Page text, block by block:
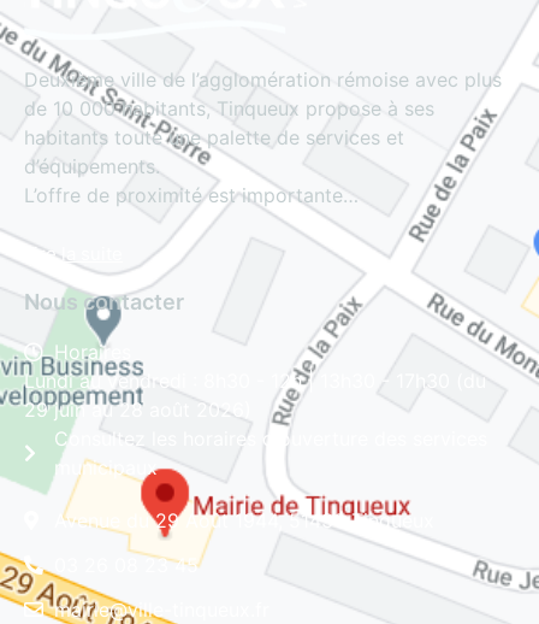
Deuxième ville de l’agglomération rémoise avec plus
de 10 000 habitants, Tinqueux propose à ses
habitants toute une palette de services et
d’équipements.
L’offre de proximité est importante…
Lire la suite
Nous contacter
Horaires
Lundi au vendredi : 8h30 - 12h | 13h30 - 17h30 (du
29 juin au 28 août 2026)
Consultez les horaires d'ouverture des services
municipaux
Avenue du 29 Août 1944, 51430 Tinqueux
03 26 08 23 45
mairie@ville-tinqueux.fr